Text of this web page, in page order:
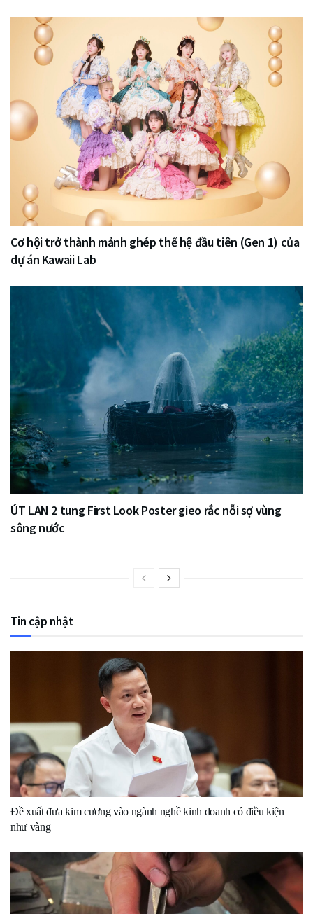
Cơ hội trở thành mảnh ghép thế hệ đầu tiên (Gen 1) của
dự án Kawaii Lab
ÚT LAN 2 tung First Look Poster gieo rắc nỗi sợ vùng
sông nước
Tin cập nhật
Đề xuất đưa kim cương vào ngành nghề kinh doanh có điều kiện
như vàng